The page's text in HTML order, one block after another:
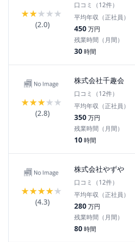
★★★★★
(2.0)
口コミ（12件）
平均年収（正社員）
450万円
残業時間（月間）
30時間
★★★★★
(2.8)
株式会社千趣会
口コミ（12件）
平均年収（正社員）
350万円
残業時間（月間）
10時間
★★★★★
(4.3)
株式会社やずや
口コミ（12件）
平均年収（正社員）
280万円
残業時間（月間）
80時間